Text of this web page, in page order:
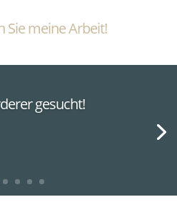
Sie meine Arbeit!
gesucht!